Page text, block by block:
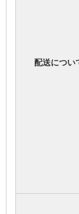
配送につい